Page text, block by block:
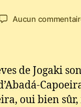
Aucun
de Jogaki
oui bien sûr,